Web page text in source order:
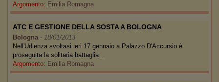
Argomento: Emilia Romagna
ATC E GESTIONE DELLA SOSTA A BOLOGNA
Bologna - 18/01/2013
Nell'Udienza svoltasi ieri 17 gennaio a Palazzo D'Accursio è
proseguita la solitaria battaglia…
Argomento: Emilia Romagna